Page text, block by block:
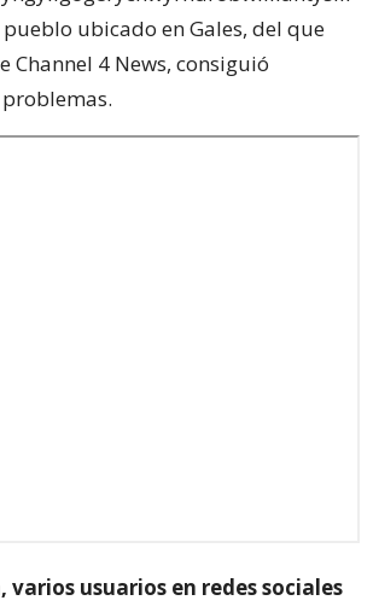
ubicado en Gales, del que
Channel 4 News, consiguió
varios usuarios en redes sociales